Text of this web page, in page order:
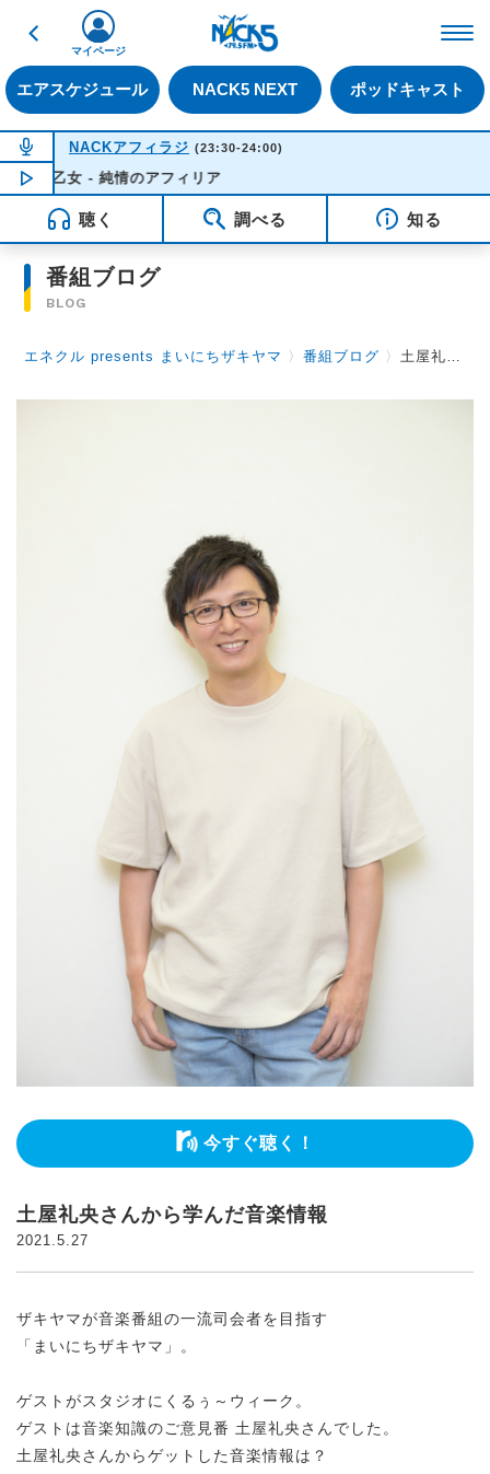
戻る
エアスケジュール NACK5 NEXT ポッドキャスト
マイページ
NOW ON AIR
NACKアフィラジ (23:30-24:00)
NOW PLAYING23:43
よ乙女 - 純情のアフィリア
聴く 調べる 知る
番組ブログ
BLOG
エネクル presents まいにちザキヤマ 〉番組ブログ 〉土屋礼央さんから学んだ音楽情報
今すぐ聴く！
土屋礼央さんから学んだ音楽情報
2021.5.27
ザキヤマが音楽番組の一流司会者を目指す
「まいにちザキヤマ」。
ゲストがスタジオにくるぅ～ウィーク。
ゲストは音楽知識のご意見番 土屋礼央さんでした。
土屋礼央さんからゲットした音楽情報は？